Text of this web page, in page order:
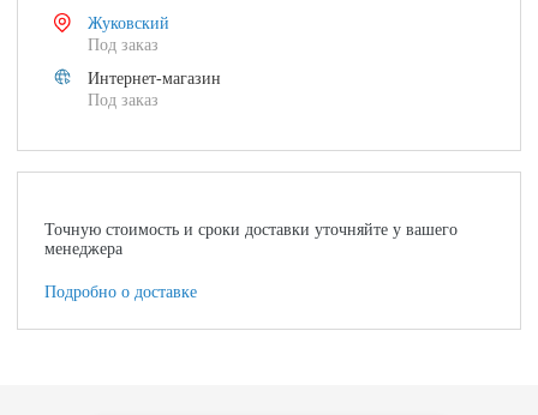
Жуковский
Под заказ
Интернет-магазин
Под заказ
Точную стоимость и сроки доставки уточняйте у вашего
менеджера
Подробно о доставке